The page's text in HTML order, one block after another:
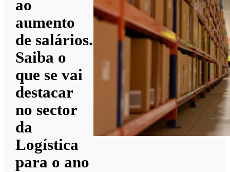
ao
aumento
de salários.
Saiba o
que se vai
destacar
no sector
da
Logística
para o ano